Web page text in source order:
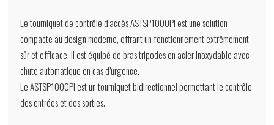
Le tourniquet de contrôle d’accès ASTSP1000PI est une solution
compacte au design moderne, offrant un fonctionnement extrêmement
sûr et efficace. Il est équipé de bras tripodes en acier inoxydable avec
chute automatique en cas d’urgence.
Le ASTSP1000PI est un tourniquet bidirectionnel permettant le contrôle
des entrées et des sorties.